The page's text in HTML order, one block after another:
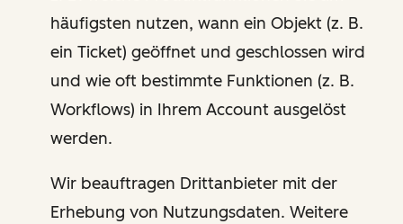
häufigsten nutzen, wann ein Objekt (z. B.
ein Ticket) geöffnet und geschlossen wird
und wie oft bestimmte Funktionen (z. B.
Workflows) in Ihrem Account ausgelöst
werden.
Wir beauftragen Drittanbieter mit der
Erhebung von Nutzungsdaten. Weitere